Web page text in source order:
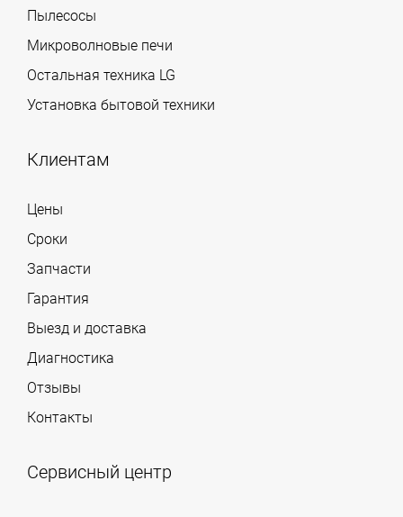
Пылесосы
Микроволновые печи
Остальная техника LG
Установка бытовой техники
Клиентам
Цены
Сроки
Запчасти
Гарантия
Выезд и доставка
Диагностика
Отзывы
Контакты
Сервисный центр